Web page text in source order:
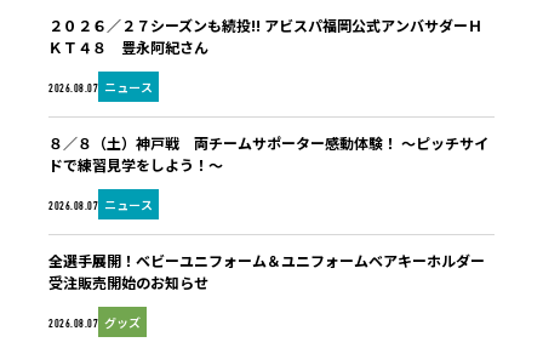
2026.08.07 ニュース
２０２６／２７シーズンも続投!! アビスパ福岡公式アンバサダーＨ
ＫＴ４８ 豊永阿紀さん
2026.08.07 ニュース
８／８（土）神戸戦 両チームサポーター感動体験！ ～ピッチサイ
ドで練習見学をしよう！～
2026.08.07 グッズ
全選手展開！ベビーユニフォーム＆ユニフォームベアキーホルダー
受注販売開始のお知らせ